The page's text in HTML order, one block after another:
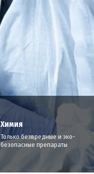
химия
Только безвредные и эко-
безопасные препараты